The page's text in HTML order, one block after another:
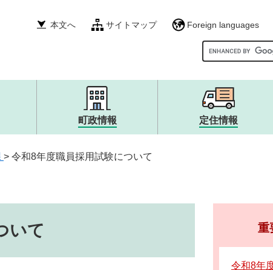
本文へ サイトマップ Foreign languages
Googleカスタ
・保険
衛生・環境・ごみ
生涯学習・文化・スポーツ
その他
募集
自然・風景・スポット
特産品
観光大使・イメージキャラクター
町政情報
行政・財政
広報・広聴
職員採用・人事
定住情報
> 令和8年度職員採用試験について
いて 重
令和8年